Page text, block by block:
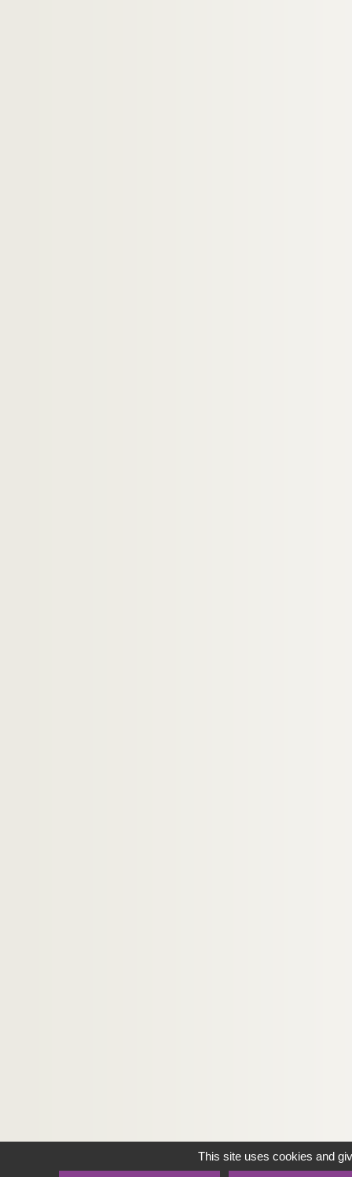
This site uses cookies and